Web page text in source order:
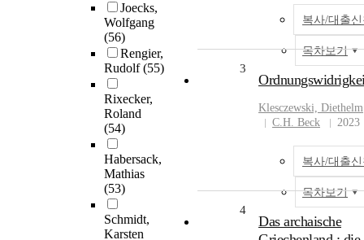
Joecks,
Wolfgang
(56)
Rengier,
Rudolf(55)
Rixecker,
Roland
(54)
Habersack,
Mathias
(53)
Schmidt,
Karsten
복사/대출
목차보기
3
Klesczewski, Diethelm
C.H. Beck
2023
복사/대출
목차보기
4
Das archaische